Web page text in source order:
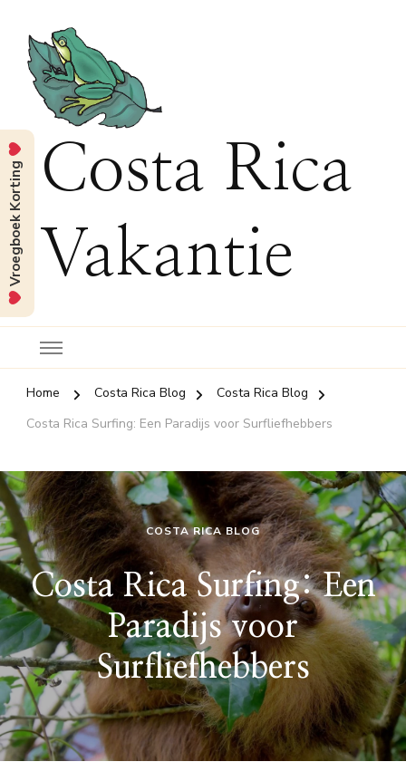
Costa Rica
Vakantie
Home Costa Rica Blog
Costa Rica Blog
Costa Rica Surfing: Een Paradijs voor Surfliefhebbers
COSTA RICA BLOG
Costa Rica Surfing: Een
Paradijs voor
Surfliefhebbers
Vroegboek Korting